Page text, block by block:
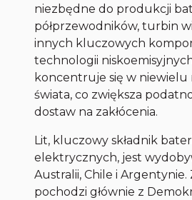
niezbędne do produkcji
półprzewodników, turbin
innych kluczowych
technologii
koncentruje się w niewielu
świata, co zwiększa
dostaw na zakłócenia.
Lit, kluczowy składnik
elektrycznych, jest
Australii, Chile i
pochodzi głównie z